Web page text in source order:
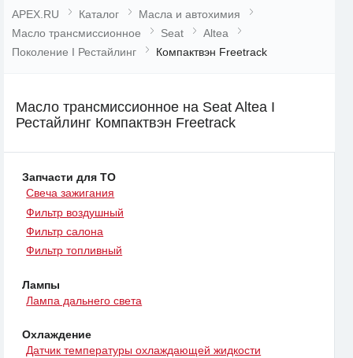
APEX.RU Каталог
Масла и автохимия
Масло трансмиссионное
Seat
Altea
Поколение I Рестайлинг
Компактвэн Freetrack
Масло трансмиссионное на Seat Altea I
Рестайлинг Компактвэн Freetrack
Запчасти для ТО
Свеча зажигания
Фильтр воздушный
Фильтр салона
Фильтр топливный
Лампы
Лампа дальнего света
Охлаждение
Датчик температуры охлаждающей жидкости